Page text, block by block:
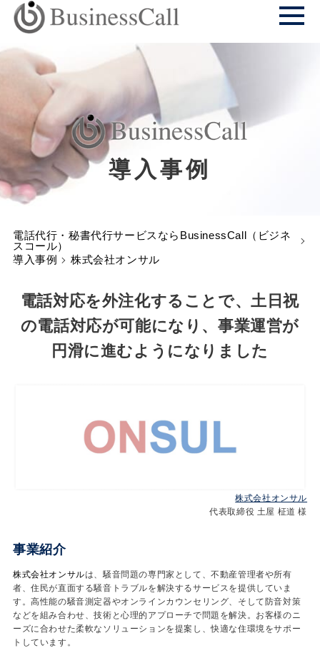
導入事例
電話代行・秘書代行サービスならBusinessCall（ビジネ
スコール）
導入事例
株式会社オンサル
電話対応を外注化することで、土日祝
の電話対応が可能になり、事業運営が
円滑に進むようになりました
株式会社オンサル
代表取締役 土屋 柾道 様
事業紹介
株式会社オンサルは、騒音問題の専門家として、不動産管理者や所有
者、住民が直面する騒音トラブルを解決するサービスを提供していま
す。高性能の騒音測定器やオンラインカウンセリング、そして防音対策
などを組み合わせ、技術と心理的アプローチで問題を解決。お客様のニ
ーズに合わせた柔軟なソリューションを提案し、快適な住環境をサポー
トしています。